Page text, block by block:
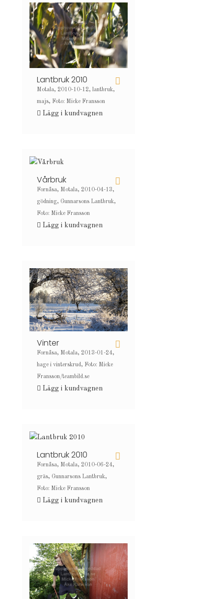
Lantbruk 2010
Motala, 2010-10-12, lantbruk,
majs, Foto: Micke Fransson
Lägg i kundvagnen
Vårbruk
Fornåsa, Motala, 2010-04-13,
gödning, Gunnarsons Lantbruk,
Foto: Micke Fransson
Lägg i kundvagnen
Vinter
Fornåsa, Motala, 2013-01-24,
hage i vinterskrud, Foto: Micke
Fransson/teambild.se
Lägg i kundvagnen
Lantbruk 2010
Fornåsa, Motala, 2010-06-24,
gräs, Gunnarsons Lantbruk,
Foto: Micke Fransson
Lägg i kundvagnen